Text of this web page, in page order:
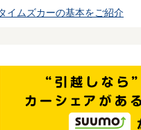
イムズカーの基本をご紹介